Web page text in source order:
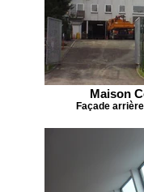
Maison
Façade